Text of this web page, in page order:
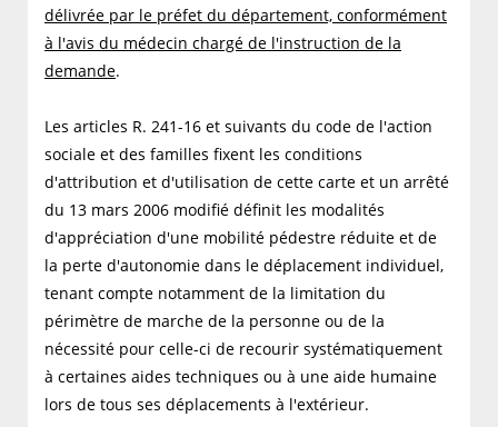
délivrée par le préfet du département, conformément
à l'avis du médecin chargé de l'instruction de la
demande.
Les articles R. 241-16 et suivants du code de l'action
sociale et des familles fixent les conditions
d'attribution et d'utilisation de cette carte et un arrêté
du 13 mars 2006 modifié définit les modalités
d'appréciation d'une mobilité pédestre réduite et de
la perte d'autonomie dans le déplacement individuel,
tenant compte notamment de la limitation du
périmètre de marche de la personne ou de la
nécessité pour celle-ci de recourir systématiquement
à certaines aides techniques ou à une aide humaine
lors de tous ses déplacements à l'extérieur.